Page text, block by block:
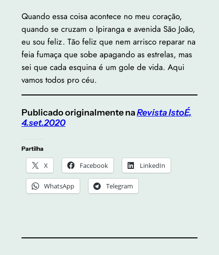
Quando essa coisa acontece no meu coração,
quando se cruzam o Ipiranga e avenida São João,
eu sou feliz. Tão feliz que nem arrisco reparar na
feia fumaça que sobe apagando as estrelas, mas
sei que cada esquina é um gole de vida. Aqui
vamos todos pro céu.
Publicado originalmente naRevista IstoÉ,
4.set.2020
Partilha
X Facebook LinkedIn
WhatsApp Telegram